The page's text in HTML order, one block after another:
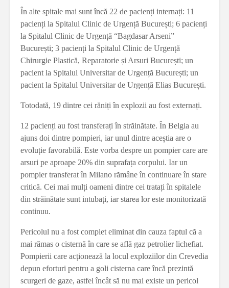
În alte spitale mai sunt încă 22 de pacienți internați: 11
pacienți la Spitalul Clinic de Urgență București; 6 pacienți
la Spitalul Clinic de Urgență “Bagdasar Arseni”
București; 3 pacienți la Spitalul Clinic de Urgență
Chirurgie Plastică, Reparatorie și Arsuri București; un
pacient la Spitalul Universitar de Urgență București; un
pacient la Spitalul Universitar de Urgență Elias București.
Totodată, 19 dintre cei răniți în explozii au fost externați.
12 pacienți au fost transferați în străinătate. În Belgia au
ajuns doi dintre pompieri, iar unul dintre aceștia are o
evoluție favorabilă. Este vorba despre un pompier care are
arsuri pe aproape 20% din suprafața corpului. Iar un
pompier transferat în Milano rămâne în continuare în stare
critică. Cei mai mulți oameni dintre cei tratați în spitalele
din străinătate sunt intubați, iar starea lor este monitorizată
continuu.
Pericolul nu a fost complet eliminat din cauza faptul că a
mai rămas o cisternă în care se află gaz petrolier lichefiat.
Pompierii care acționează la locul exploziilor din Crevedia
depun eforturi pentru a goli cisterna care încă prezintă
scurgeri de gaze, astfel încât să nu mai existe un pericol